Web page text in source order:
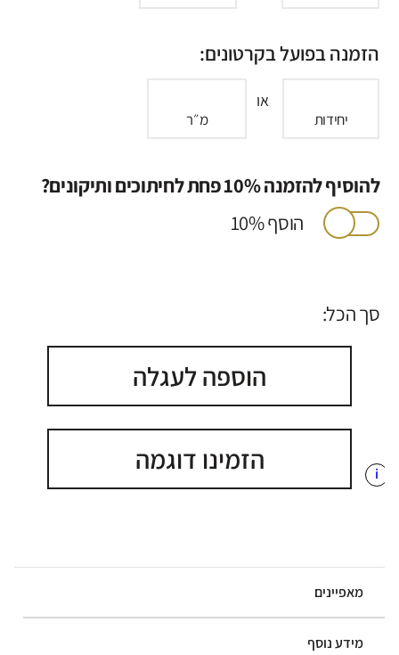
הזמנה בפועל בקרטונים:
יחידות
או
מ״ר
להוסיף להזמנה 10% פחת לחיתוכים ותיקונים?
הוסף 10%
סך הכל:
הוספה לעגלה
הזמינו דוגמה i
מאפיינים
מידע נוסף